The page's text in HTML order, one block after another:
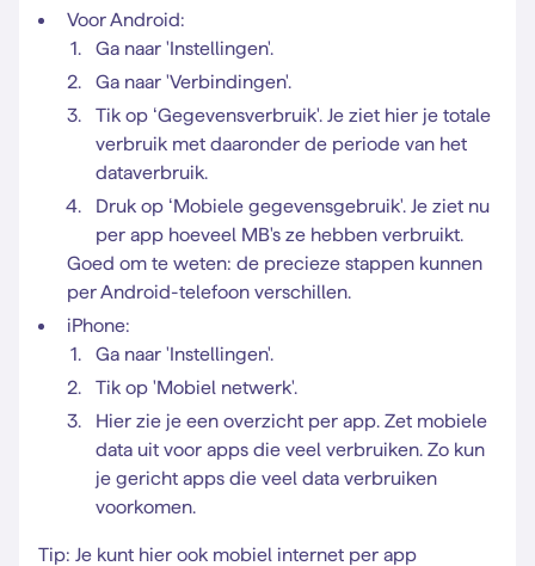
Voor Android:
Ga naar 'Instellingen'.
Ga naar 'Verbindingen'.
Tik op ‘Gegevensverbruik'. Je ziet hier je totale
verbruik met daaronder de periode van het
dataverbruik.
Druk op ‘Mobiele gegevensgebruik'. Je ziet nu
per app hoeveel MB's ze hebben verbruikt.
Goed om te weten: de precieze stappen kunnen
per Android-telefoon verschillen.
iPhone:
Ga naar 'Instellingen'.
Tik op 'Mobiel netwerk'.
Hier zie je een overzicht per app. Zet mobiele
data uit voor apps die veel verbruiken. Zo kun
je gericht apps die veel data verbruiken
voorkomen.
Tip: Je kunt hier ook mobiel internet per app